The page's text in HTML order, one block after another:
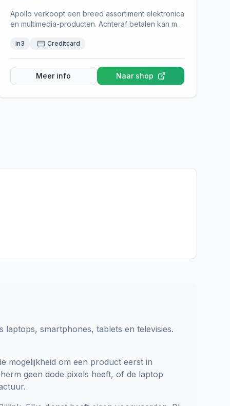
Apollo verkoopt een breed assortiment elektronica
en multimedia-producten. Achteraf betalen kan met
in3 Creditcard
Meer info Naar shop
smartphones, tablets en televisies.
mogelijkheid om een product eerst in
geen dode pixels heeft, of de laptop